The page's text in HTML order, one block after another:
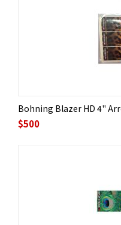
Bohning Blazer HD 4"
$500